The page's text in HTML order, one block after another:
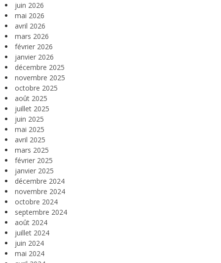
juin 2026
mai 2026
avril 2026
mars 2026
février 2026
janvier 2026
décembre 2025
novembre 2025
octobre 2025
août 2025
juillet 2025
juin 2025
mai 2025
avril 2025
mars 2025
février 2025
janvier 2025
décembre 2024
novembre 2024
octobre 2024
septembre 2024
août 2024
juillet 2024
juin 2024
mai 2024